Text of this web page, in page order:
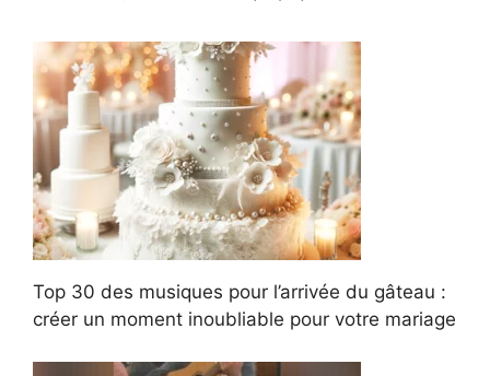
Top 30 des musiques pour l’arrivée du gâteau :
créer un moment inoubliable pour votre mariage